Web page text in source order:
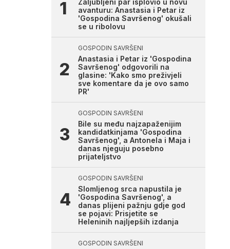
Zaljubljeni par isplovio u novu
avanturu: Anastasia i Petar iz
'Gospodina Savršenog' okušali
se u ribolovu
GOSPODIN SAVRŠENI
Anastasia i Petar iz 'Gospodina
Savršenog' odgovorili na
glasine: 'Kako smo preživjeli
sve komentare da je ovo samo
PR'
GOSPODIN SAVRŠENI
Bile su među najzapaženijim
kandidatkinjama 'Gospodina
Savršenog', a Antonela i Maja i
danas njeguju posebno
prijateljstvo
GOSPODIN SAVRŠENI
Slomljenog srca napustila je
'Gospodina Savršenog', a
danas plijeni pažnju gdje god
se pojavi: Prisjetite se
Heleninih najljepših izdanja
GOSPODIN SAVRŠENI